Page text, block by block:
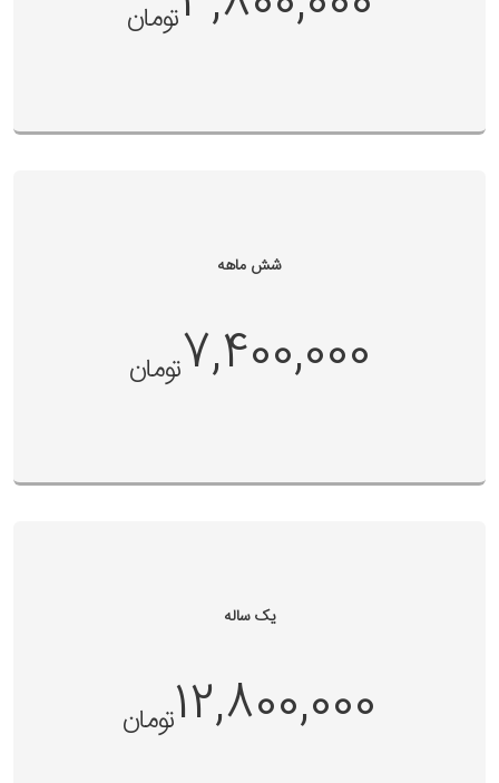
تومان
شش ماهه
7,400,000تومان
یک ساله
12,800,000تومان